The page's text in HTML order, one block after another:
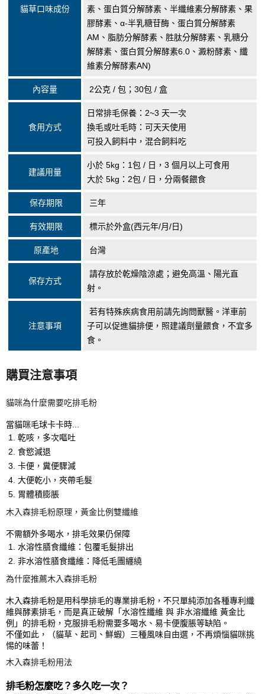
貓草口味成份
素、蛋白質分解酵素、半纖維素分解酵素、果
膠酵素、α-半乳糖苷酶、蛋白質分解酵素
AM、脂肪分解酵素、胜肽分解酵素、乳糖分
解酵素、蛋白質分解酵素6.0、澱粉酵素、纖
維素分解酵素AN)
內容量 2公克 / 包；30包 / 盒
食用方式
日常排毛保養：2~3 天一次
換毛或吐毛時：可天天使用
可投入飼料中，混合飼料吃
建議用量
小於 5kg：1包 / 日，3 個月以上可食用
大於 5kg：2包 / 日，分兩餐餵食
保存期限 三年
有效期限 標示於外盒(西元年/月/日)
原產地 台灣
保存方式
請存放於乾燥陰涼處；避免高溫、陽光直
射。
注意事項
若有特殊疾病食用前請先詢問獸醫。洋車前
子可以促進貓排便，照建議劑量餵食，不宜多
食。
購買注意事項
貓咪為什麼需要吃排毛粉
當貓咪毛球卡卡時...
乾咳，多次嘔吐
食慾減退
卡便，糞便驟減
大便乾小，夾帶毛髮
胃體積膨脹
木入森排毛粉原理，黃金比例雙纖維
不需額外多喝水，排毛效果仍保障
水溶性膳食纖維：包覆毛髮排出
非水溶性膳食纖維：降低毛團纏繞
為什麼推薦木入森排毛粉
木入森排毛粉是用科學排毛的專業排毛粉，不只單純添加各種專利纖
維與酵素排毛，而是真正破解「水溶性纖維 與 非水溶纖維 黃金比
例」的排毛粉，克服排毛粉需要多喝水、易卡便腹脹等缺陷。
不僅如此，（貓草、起司、鮮蝦）三種風味自由選，不再煩惱貓咪挑
惕的味蕾！
木入森排毛粉用法
排毛粉怎麼吃？多久吃一次？